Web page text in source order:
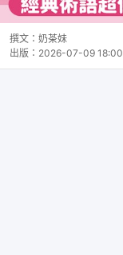
撰文： 奶茶妹
出版： 2026-07-09 18:00